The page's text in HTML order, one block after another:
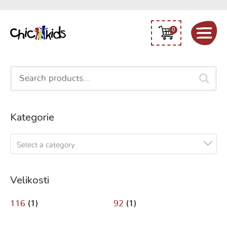
0
Search
Kategorie
Select a category
Velikosti
116 (1) 92 (1)